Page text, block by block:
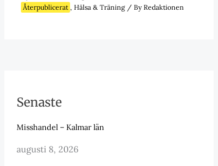
Återpublicerat , Hälsa & Träning/ ByRedaktionen
Senaste
Misshandel – Kalmar län
augusti 8, 2026